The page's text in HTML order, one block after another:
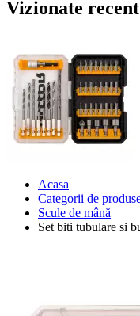
Vizionate recent
Acasa
Categorii de
Scule de mână
Set biti tubulare si